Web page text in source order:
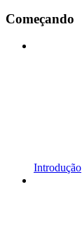
Começando
Introdução